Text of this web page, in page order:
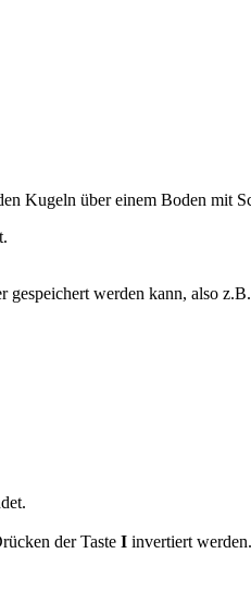
Kugeln über einem Boden mit
gespeichert werden kann, also z.B.
der Taste I invertiert